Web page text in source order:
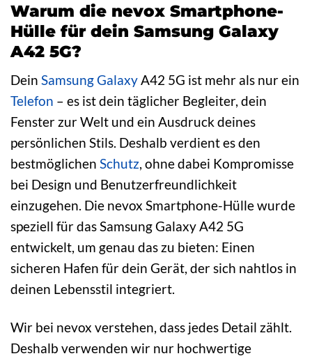
Warum die nevox Smartphone-
Hülle für dein Samsung Galaxy
A42 5G?
Dein Samsung GalaxyA42 5G ist mehr als nur ein
Telefon – es ist dein täglicher Begleiter, dein
Fenster zur Welt und ein Ausdruck deines
persönlichen Stils. Deshalb verdient es den
bestmöglichen Schutz, ohne dabei Kompromisse
bei Design und Benutzerfreundlichkeit
einzugehen. Die nevox Smartphone-Hülle wurde
speziell für das Samsung Galaxy A42 5G
entwickelt, um genau das zu bieten: Einen
sicheren Hafen für dein Gerät, der sich nahtlos in
deinen Lebensstil integriert.
Wir bei nevox verstehen, dass jedes Detail zählt.
Deshalb verwenden wir nur hochwertige